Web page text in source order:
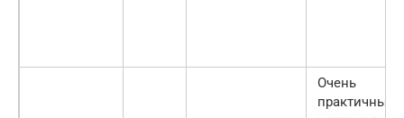
Очень
практичный